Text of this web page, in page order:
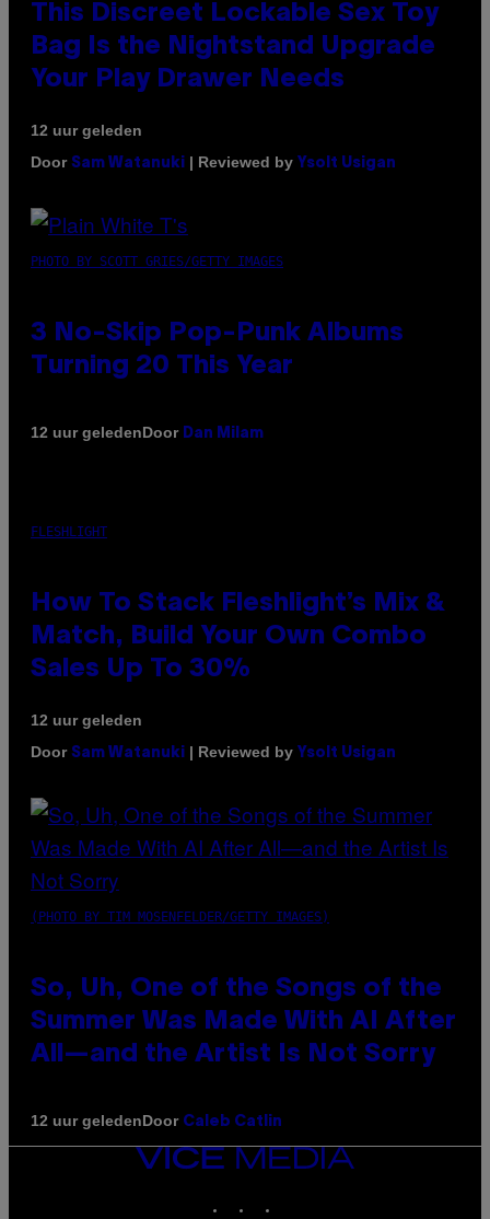
This Discreet Lockable Sex Toy
Bag Is the Nightstand Upgrade
Your Play Drawer Needs
12 uur geleden
Door Sam Watanuki | Reviewed by Ysolt Usigan
PHOTO BY SCOTT GRIES/GETTY IMAGES
3 No-Skip Pop-Punk Albums
Turning 20 This Year
12 uur geledenDoor Dan Milam
FLESHLIGHT
How To Stack Fleshlight’s Mix &
Match, Build Your Own Combo
Sales Up To 30%
12 uur geleden
Door Sam Watanuki | Reviewed by Ysolt Usigan
(PHOTO BY TIM MOSENFELDER/GETTY IMAGES)
So, Uh, One of the Songs of the
Summer Was Made With AI After
All—and the Artist Is Not Sorry
12 uur geledenDoor Caleb Catlin
VICE
MEDIA